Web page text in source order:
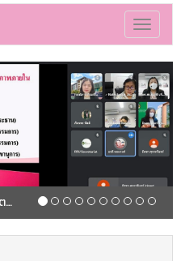
Toggle
ตรวจประกันคุณภาพระหับหลักสูตรปีการศึกษา 2564